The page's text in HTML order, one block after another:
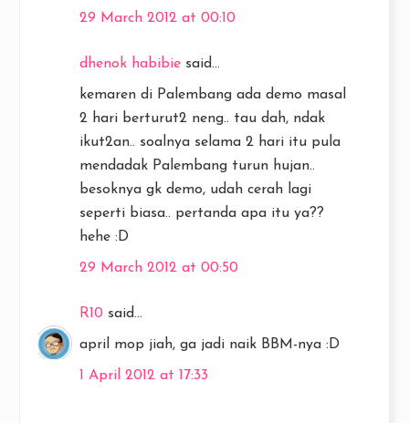
29 March 2012 at 00:10
dhenok habibie said...
kemaren di Palembang ada demo masal
2 hari berturut2 neng.. tau dah, ndak
ikut2an.. soalnya selama 2 hari itu pula
mendadak Palembang turun hujan..
besoknya gk demo, udah cerah lagi
seperti biasa.. pertanda apa itu ya??
hehe :D
29 March 2012 at 00:50
R10 said...
april mop jiah, ga jadi naik BBM-nya :D
1 April 2012 at 17:33